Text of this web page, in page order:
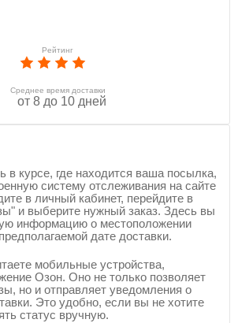
Рейтинг
Среднее время доставки
от 8 до 10 дней
в курсе, где находится ваша посылка,
систему отслеживания на сайте
в личный кабинет, перейдите в
и выберите нужный заказ. Здесь вы
информацию о местоположении
дате доставки.
мобильные устройства,
Озон. Оно не только позволяет
но и отправляет уведомления о
Это удобно, если вы не хотите
статус вручную.